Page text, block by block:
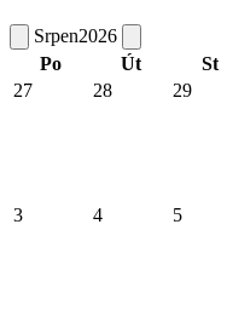
Srpen2026
Po
Út St
27
28 29
3 4 5